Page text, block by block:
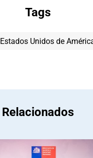
Tags
Estados Unidos de
Relacionados